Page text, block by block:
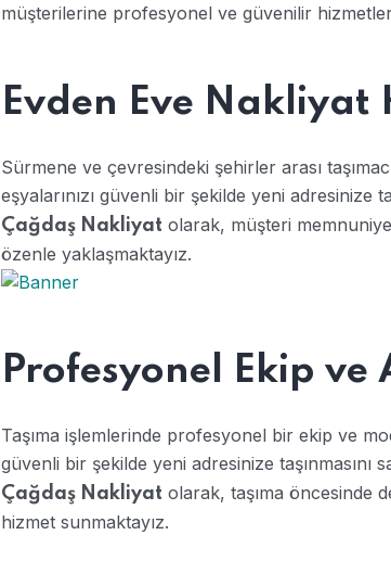
müşterilerine profesyonel ve güvenilir
Evden Eve Nakliyat
Sürmene ve çevresindeki şehirler arası
eşyalarınızı güvenli bir şekilde yeni adresinize
Çağdaş Nakliyat olarak, müşteri
özenle yaklaşmaktayız.
Profesyonel Ekip ve
Taşıma işlemlerinde profesyonel bir ekip ve
güvenli bir şekilde yeni adresinize taşınmasını
Çağdaş Nakliyat olarak, taşıma öncesinde
hizmet sunmaktayız.